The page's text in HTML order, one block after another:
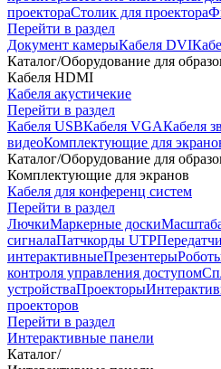
проектораСтолик для проектора
Перейти в раздел
Документ камерыКабеля DVI
Каталог/Оборудование для
Кабеля HDMI
Кабеля акустичекие
Перейти в раздел
Кабеля USBКабеля VGAКабеля
видеоКомплектующие для
Каталог/Оборудование для
Комплектующие для экранов
Кабеля для конференц систем
Перейти в раздел
ЛючкиМаркерные доски
сигналаПатчкорды UTP
интерактивныеПрезентеры
контроля управления доступом
устройстваПроекторы
проекторов
Перейти в раздел
Интерактивные панели
Каталог/